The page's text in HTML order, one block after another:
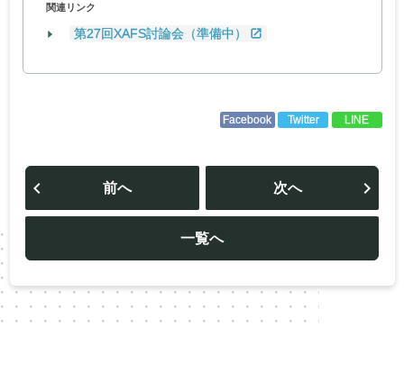
関連リンク
第27回XAFS討論会（準備中）
Facebook Twitter LINE
投
ビ
ー
シ
ョ
前へ
一覧へ
次へ